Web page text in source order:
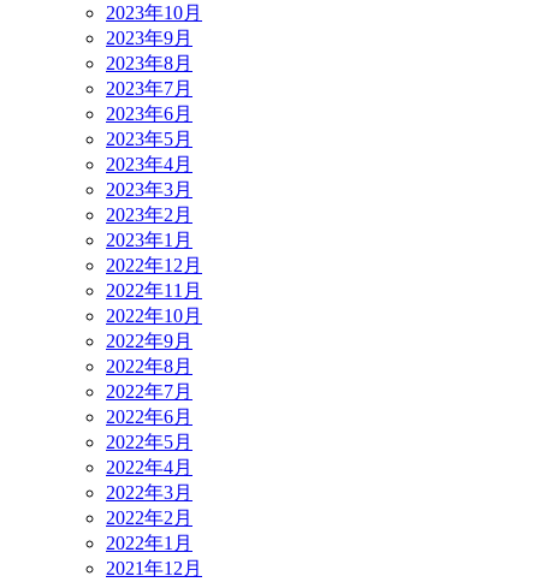
2023年10月
2023年9月
2023年8月
2023年7月
2023年6月
2023年5月
2023年4月
2023年3月
2023年2月
2023年1月
2022年12月
2022年11月
2022年10月
2022年9月
2022年8月
2022年7月
2022年6月
2022年5月
2022年4月
2022年3月
2022年2月
2022年1月
2021年12月